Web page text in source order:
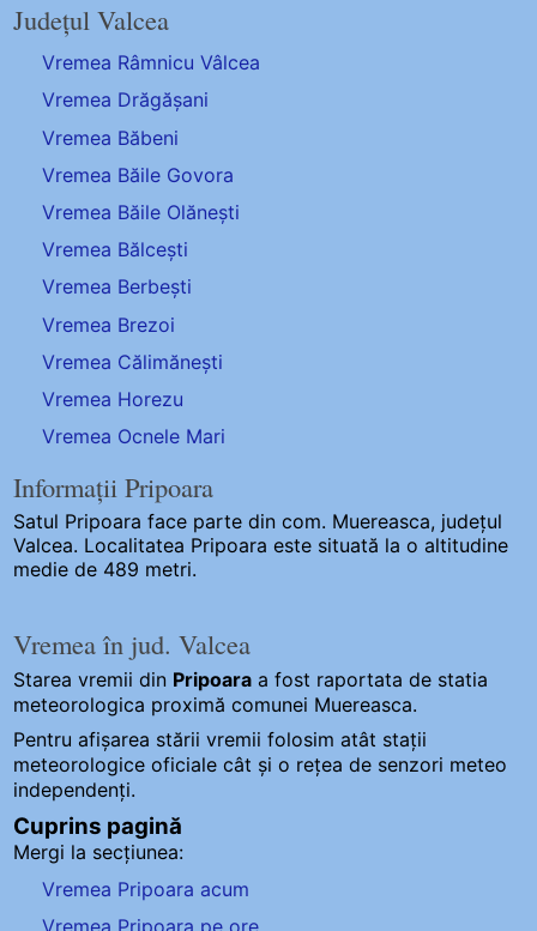
Județul Valcea
Vremea Râmnicu Vâlcea
Vremea Drăgășani
Vremea Băbeni
Vremea Băile Govora
Vremea Băile Olănești
Vremea Bălcești
Vremea Berbești
Vremea Brezoi
Vremea Călimănești
Vremea Horezu
Vremea Ocnele Mari
Informații Pripoara
Satul Pripoara face parte din com. Muereasca, județul
Valcea. Localitatea Pripoara este situată la o altitudine
medie de 489 metri.
Vremea în jud. Valcea
Starea vremii din Pripoara a fost raportata de statia
meteorologica proximă comunei Muereasca.
Pentru afișarea stării vremii folosim atât stații
meteorologice oficiale cât și o rețea de senzori meteo
independenți.
Cuprins pagină
Mergi la secțiunea:
Vremea Pripoara acum
Vremea Pripoara pe ore